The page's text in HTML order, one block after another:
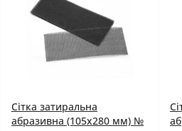
Сітка затиральна
абразивна (105x280 мм) №